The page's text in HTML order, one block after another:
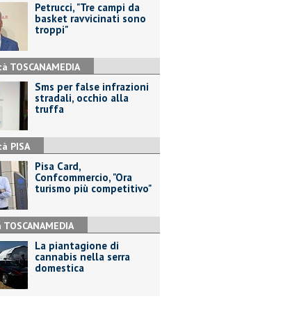
Petrucci, "Tre campi da
basket ravvicinati sono
troppi"
TOSCANAMEDIA
Sms per false infrazioni
stradali, occhio alla
truffa
PISA
Pisa Card,
Confcommercio, "Ora
turismo più competitivo"
La piantagione di
cannabis nella serra
domestica